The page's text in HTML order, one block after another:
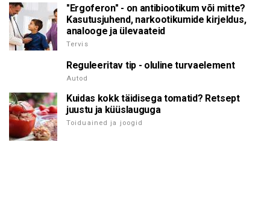
"Ergoferon" - on antibiootikum või mitte?
Kasutusjuhend, narkootikumide kirjeldus,
analooge ja ülevaateid
Tervis
Reguleeritav tip - oluline turvaelement
Autod
Kuidas kokk täidisega tomatid? Retsept
juustu ja küüslauguga
Toiduained ja joogid